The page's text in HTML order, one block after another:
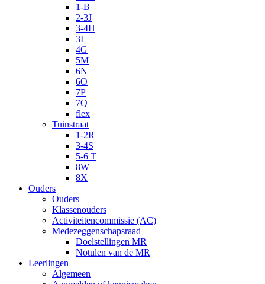
1-B
2-3J
3-4H
3I
4G
5M
6N
6O
7P
7Q
flex
Tuinstraat
1-2R
3-4S
5-6 T
8W
8X
Ouders
Ouders
Klassenouders
Activiteitencommissie (AC)
Medezeggenschapsraad
Doelstellingen MR
Notulen van de MR
Leerlingen
Algemeen